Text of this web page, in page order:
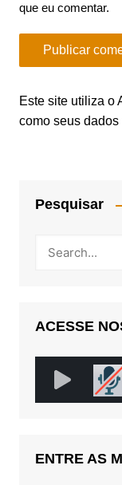
que eu comentar.
Este site utiliza o
como seus
Pesquisar
ACESSE
ENTRE AS